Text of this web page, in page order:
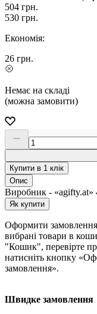
504 грн.
530 грн.
Економія:
26 грн.
Немає на складі
(можна замовити)
Купити в 1 клік
Опис
Виробник - «agifty.at»
Як купити
Оформити
вибрані товари в
"Кошик", перевірте
натисніть кнопку
замовлення».
Швидке замовлення